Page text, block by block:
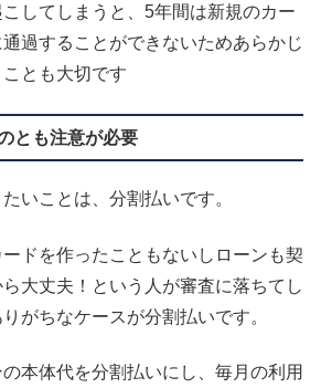
してしまうと、5年間は新規のカー
過することができないためあらかじ
とも大切です
とも注意が必要
いことは、分割払いです。
ドを作ったこともないしローンも契
大丈夫！という人が審査に落ちてし
がちなケースが分割払いです。
本体代を分割払いにし、毎月の利用